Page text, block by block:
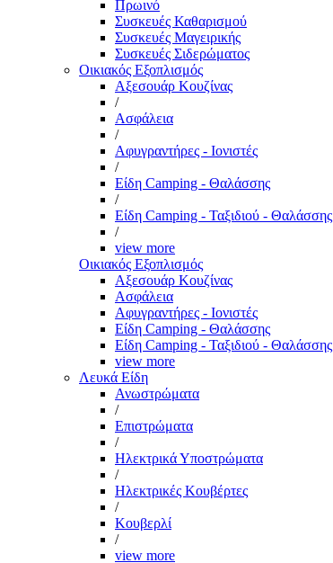
Πρωινό
Συσκευές Καθαρισμού
Συσκευές Μαγειρικής
Συσκευές Σιδερώματος
Οικιακός Εξοπλισμός
Αξεσουάρ Κουζίνας
/
Ασφάλεια
/
Αφυγραντήρες - Ιονιστές
/
Είδη Camping - Θαλάσσης
/
Είδη Camping - Ταξιδιού - Θαλάσσης
/
view more
Οικιακός Εξοπλισμός
Αξεσουάρ Κουζίνας
Ασφάλεια
Αφυγραντήρες - Ιονιστές
Είδη Camping - Θαλάσσης
Είδη Camping - Ταξιδιού - Θαλάσσης
view more
Λευκά Είδη
Ανωστρώματα
/
Επιστρώματα
/
Ηλεκτρικά Υποστρώματα
/
Ηλεκτρικές Κουβέρτες
/
Κουβερλί
/
view more